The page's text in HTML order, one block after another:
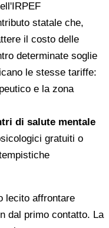
statale che,
il costo delle
determinate soglie
le stesse tariffe:
e la zona
di salute mentale
gratuiti o
lecito affrontare
dal primo contatto. La